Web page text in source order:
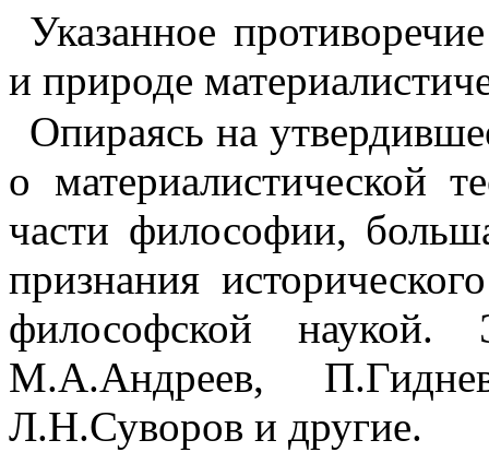
Указанное
и при­роде
Опираясь на
о мате­риалистической
части философии,
признания
философской наукой.
М.А.Андреев,
Л.Н.Суворов и другие.